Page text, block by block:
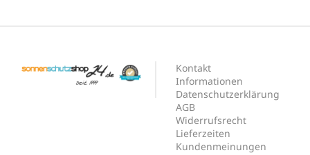
Kontakt
Informationen
Datenschutzerklärung
AGB
Widerrufsrecht
Lieferzeiten
Kundenmeinungen